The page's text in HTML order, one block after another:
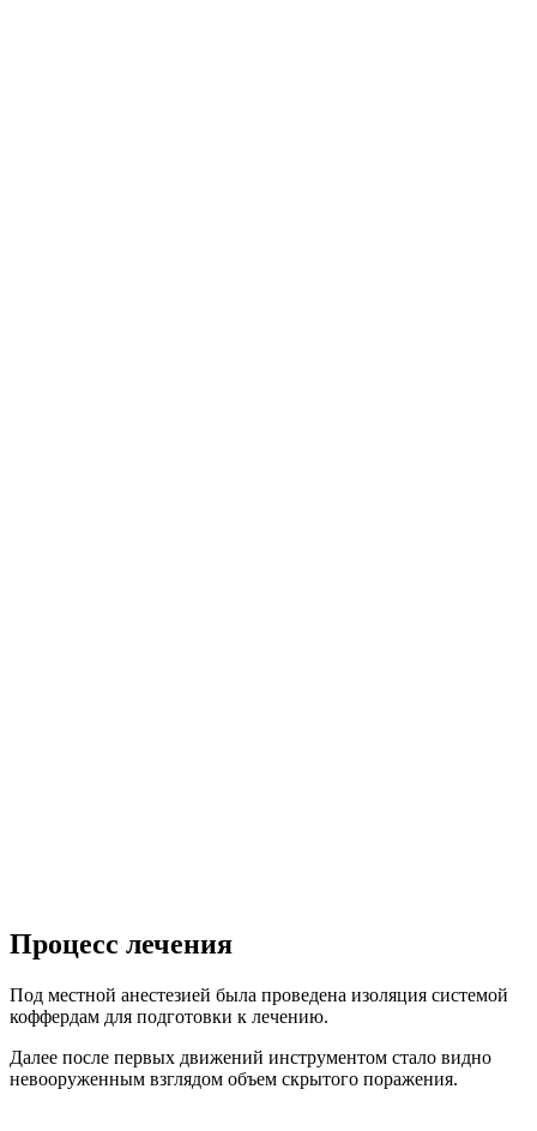
Процесс лечения
Под местной анестезией была проведена изоляция системой
коффердам для подготовки к лечению.
Далее после первых движений инструментом стало видно
невооруженным взглядом объем скрытого поражения.